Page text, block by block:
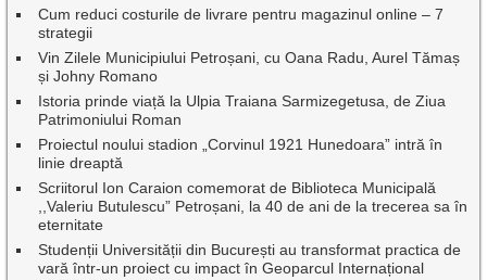
Cum reduci costurile de livrare pentru magazinul online – 7
strategii
Vin Zilele Municipiului Petroșani, cu Oana Radu, Aurel Tămaș
și Johny Romano
Istoria prinde viață la Ulpia Traiana Sarmizegetusa, de Ziua
Patrimoniului Roman
Proiectul noului stadion „Corvinul 1921 Hunedoara” intră în
linie dreaptă
Scriitorul Ion Caraion comemorat de Biblioteca Municipală
,,Valeriu Butulescu” Petroșani, la 40 de ani de la trecerea sa în
eternitate
Studenții Universității din București au transformat practica de
vară într-un proiect cu impact în Geoparcul Internațional